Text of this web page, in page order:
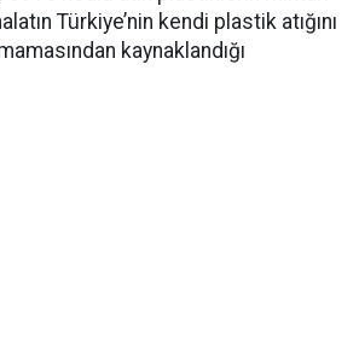
Türkiye’nin kendi plastik atığını
kaynaklandığı